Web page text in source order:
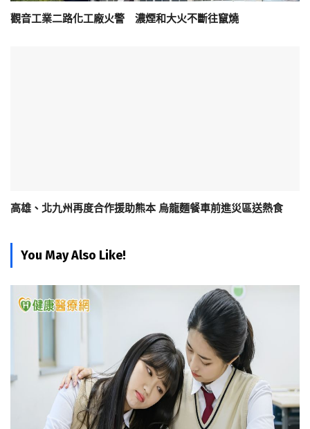
觀音工業二路化工廠火警 濃煙和大火不斷往竄燒
高雄、北九州再度合作援助熊本 烏龍麵餐車前進災區送熱食
You May Also Like!